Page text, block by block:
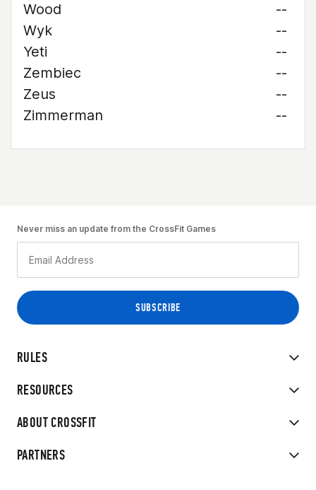
Wood
--
Wyk
--
Yeti
--
Zembiec
--
Zeus
--
Zimmerman
--
RULES
RESOURCES
ABOUT CROSSFIT
PARTNERS
Never miss an update from the CrossFit Games